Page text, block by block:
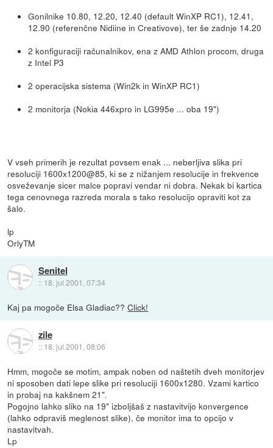
Gonilnike 10.80, 12.20, 12.40 (default WinXP RC1), 12.41,
12.90 (referenčne Nidiine in Creativove), ter še zadnje 14.20
2 konfiguraciji računalnikov, ena z AMD Athlon procom, druga
z Intel P3
2 operacijska sistema (Win2k in WinXP RC1)
2 monitorja (Nokia 446xpro in LG995e ... oba 19")
V vseh primerih je rezultat povsem enak ... neberljiva slika pri
resoluciji 1600x1200@85, ki se z nižanjem resolucije in frekvence
osveževanje sicer malce popravi vendar ni dobra. Nekak bi kartica
tega cenovnega razreda morala s tako resolucijo opraviti kot za
šalo.
lp
OrlyTM
Senitel
:: 18. jul 2001, 07:34
Kaj pa mogoče Elsa Gladiac??Click!
zile
:: 18. jul 2001, 08:06
Hmm, mogoče se motim, ampak noben od naštetih dveh monitorjev
ni sposoben dati lepe slike pri resoluciji 1600x1280. Vzami kartico
in probaj na kakšnem 21".
Pogojno lahko sliko na 19" izboljšaš z nastavitvijo konvergence
(lahko odpraviš meglenost slike), če monitor ima to opcijo v
nastavitvah.
Lp